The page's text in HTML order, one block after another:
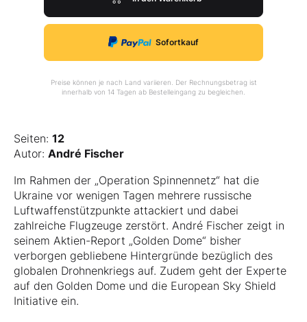
Sofortkauf
Preise können je nach Land variieren. Der Rechnungsbetrag ist
innerhalb von 14 Tagen ab Bestelleingang zu begleichen.
Seiten: 12
Autor: André Fischer
Im Rahmen der „Operation Spinnennetz“ hat die
Ukraine vor wenigen Tagen mehrere russische
Luftwaffenstützpunkte attackiert und dabei
zahlreiche Flugzeuge zerstört. André Fischer zeigt in
seinem Aktien-Report „Golden Dome“ bisher
verborgen gebliebene Hintergründe bezüglich des
globalen Drohnenkriegs auf. Zudem geht der Experte
auf den Golden Dome und die European Sky Shield
Initiative ein.